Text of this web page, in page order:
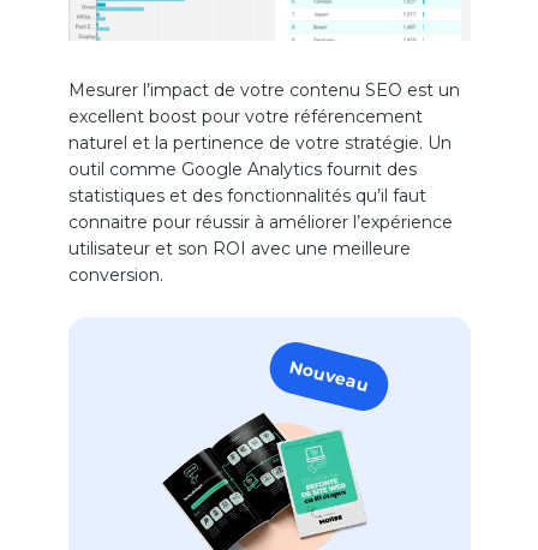
Mesurer l’impact de votre contenu SEO est un
excellent boost pour votre référencement
naturel et la pertinence de votre stratégie. Un
outil comme Google Analytics fournit des
statistiques et des fonctionnalités qu’il faut
connaitre pour réussir à améliorer l’expérience
utilisateur et son ROI avec une meilleure
conversion.
Nouveau